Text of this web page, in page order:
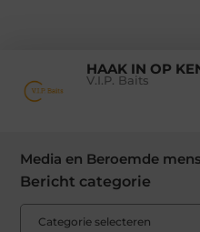
HAAK IN OP
V.I.P. Baits
Media en Beroemde
Bericht categorie